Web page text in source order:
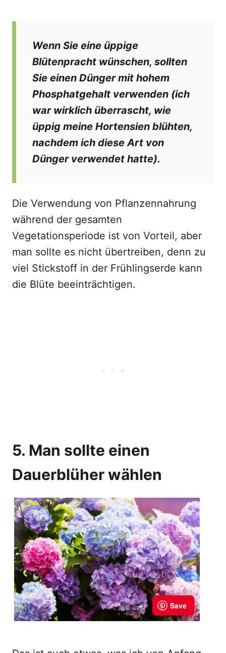
Wenn Sie eine üppige
Blütenpracht wünschen, sollten
Sie einen Dünger mit hohem
Phosphatgehalt verwenden (ich
war wirklich überrascht, wie
üppig meine Hortensien blühten,
nachdem ich diese Art von
Dünger verwendet hatte).
Die Verwendung von Pflanzennahrung
während der gesamten
Vegetationsperiode ist von Vorteil, aber
man sollte es nicht übertreiben, denn zu
viel Stickstoff in der Frühlingserde kann
die Blüte beeinträchtigen.
5. Man sollte einen
Dauerblüher wählen